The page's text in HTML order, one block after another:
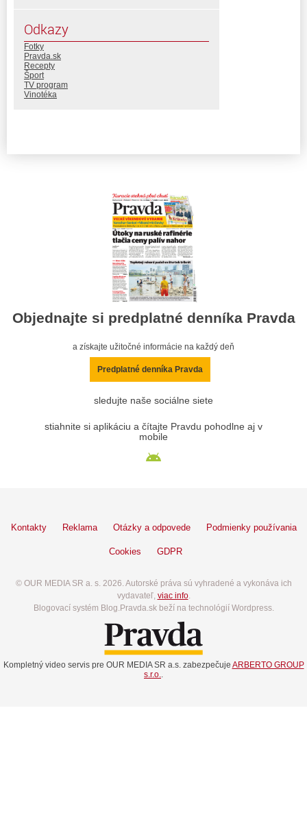
Odkazy
Fotky
Pravda.sk
Recepty
Šport
TV program
Vinotéka
Objednajte si predplatné denníka Pravda
a získajte užitočné informácie na každý deň
Predplatné denníka Pravda
sledujte naše sociálne siete
stiahnite si aplikáciu a čítajte Pravdu pohodlne aj v
mobile
Kontakty Reklama Otázky a odpovede Podmienky používania
Cookies GDPR
© OUR MEDIA SR a. s. 2026. Autorské práva sú vyhradené a vykonáva ich
vydavateľ, viac info.
Blogovací systém Blog.Pravda.sk beží na technológií Wordpress.
Kompletný video servis pre OUR MEDIA SR a.s. zabezpečuje ARBERTO GROUP
s.r.o.